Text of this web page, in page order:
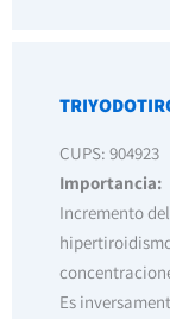
CUPS: 904923
Importancia:
Incremento
Es